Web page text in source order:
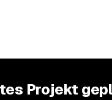
Projekt